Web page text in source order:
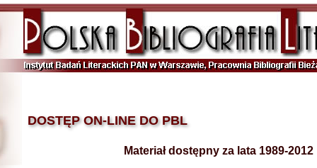
DOSTĘP ON-LINE DO PBL
Materiał dostępny za lata 1989-2012